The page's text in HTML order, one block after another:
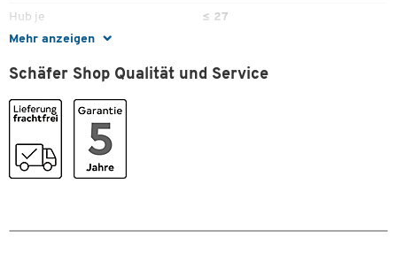
Mehr anzeigen
Hub je
Pedaltritt/Pumpbewegung [mm]
≤ 27
Hubantrieb manuell
Material Hubwagen
Plattformbreite [mm]
Plattformlänge [mm]
Schäfer Shop Qualität und Service